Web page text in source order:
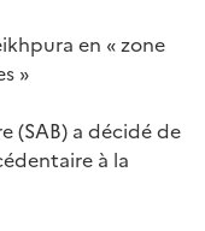
en « zone
»
(SAB) a décidé de
à la